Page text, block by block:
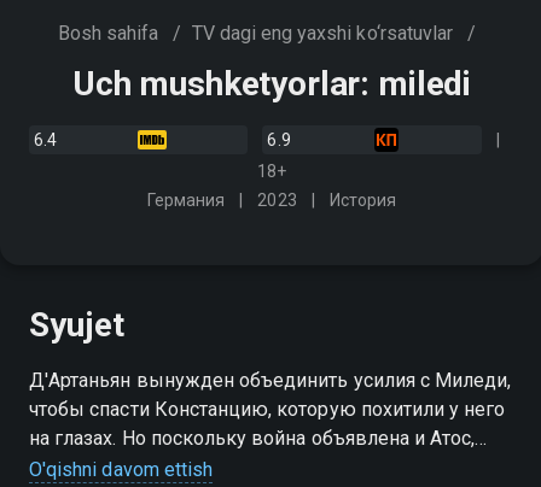
Bosh sahifa / TV dagi eng yaxshi ko‘rsatuvlar /
Uch mushketyorlar: miledi
6.4
6.9
18+
Германия
2023 История
Syujet
Д'Артаньян вынужден объединить усилия с Миледи,
чтобы спасти Констанцию, которую похитили у него
на глазах. Но поскольку война объявлена и Атос,
Портос и Арамис уже присоединились к фронту,
O'qishni davom ettish